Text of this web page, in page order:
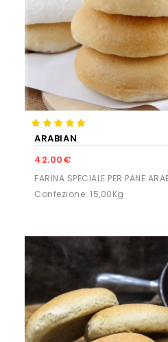
ARABIAN
42.00€
FARINA SPECIALE PER PANE
Confezione: 15,00Kg